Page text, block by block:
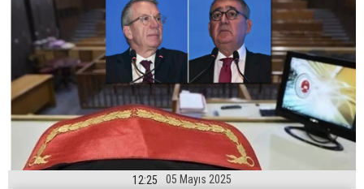
12:25 05 Mayıs 2025